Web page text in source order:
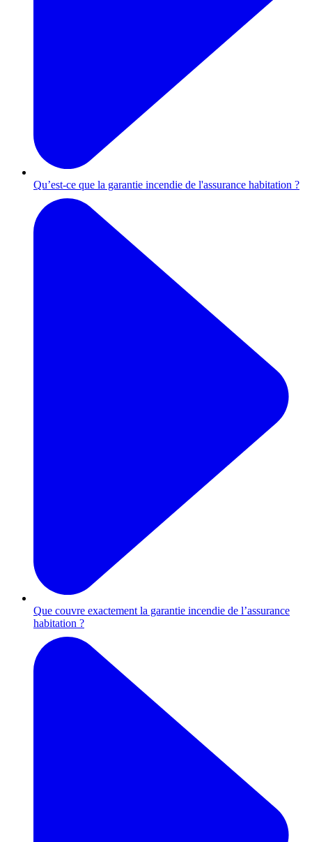
Qu’est-ce que la garantie incendie de l'assurance habitation ?
Que couvre exactement la garantie incendie de l’assurance
habitation ?